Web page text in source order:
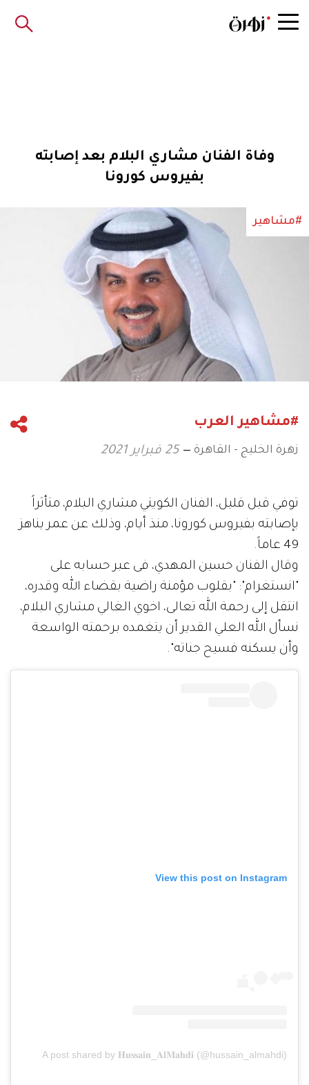
وفاة الفنان مشاري البلام بعد إصابته
بفيروس كورونا
#مشاهير
#مشاهير العرب
زهرة الخليج - القاهرة 25 فبراير 2021
توفي قبل قليل، الفنان الكويتي مشاري البلام، متأثراً
بإصابته بفيروس كورونا، منذ أيام، وذلك عن عمر يناهز
49 عاماً.
وقال الفنان حسين المهدي، فى عبر حسابه على
"انستغرام": "بقلوب مؤمنة راضية بقضاء الله وقدره،
انتقل إلى رحمة الله تعالى، اخوي الغالي مشاري البلام،
نسأل الله العلي القدير أن يتغمده برحمته الواسعة
وأن يسكنه فسيح جناته".
View this post on Instagram
A post shared by 𝐇𝐮𝐬𝐬𝐚𝐢𝐧_𝐀𝐥𝐌𝐚𝐡𝐝𝐢 (@hussain_almahdi)